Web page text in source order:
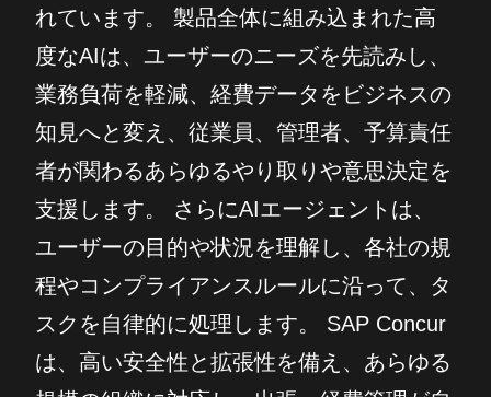
れています。 製品全体に組み込まれた高
度なAIは、ユーザーのニーズを先読みし、
業務負荷を軽減、経費データをビジネスの
知見へと変え、従業員、管理者、予算責任
者が関わるあらゆるやり取りや意思決定を
支援します。 さらにAIエージェントは、
ユーザーの目的や状況を理解し、各社の規
程やコンプライアンスルールに沿って、タ
スクを自律的に処理します。 SAP Concur
は、高い安全性と拡張性を備え、あらゆる